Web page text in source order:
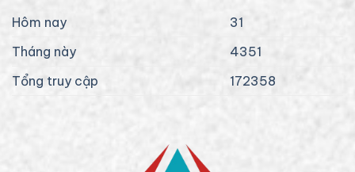
Hôm nay
31
Tháng này
4351
Tổng truy cập
172358